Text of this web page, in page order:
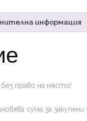
информация
право на място!
сума за